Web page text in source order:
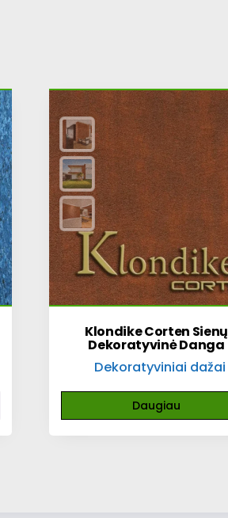
Klondike Corten Sienų
Dekoratyvinė Danga
Dekoratyviniai dažai
Daugiau